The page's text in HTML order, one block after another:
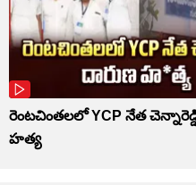
రెంటచింతలలో YCP నేత
హత్య